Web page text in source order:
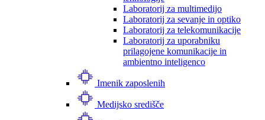
Laboratorij za multimedijo
Laboratorij za sevanje in optiko
Laboratorij za telekomunikacije
Laboratorij za uporabniku
prilagojene komunikacije in
ambientno inteligenco
Imenik zaposlenih
Medijsko središče